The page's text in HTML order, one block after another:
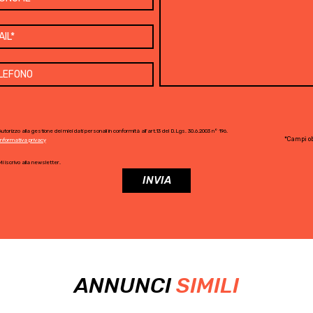
alla gestione dei miei dati personali in conformità all'art.13 del D.Lgs. 30.6.2003 n° 196.
privacy
iscrivo alla newsletter.
*Campi
ANNUNCISIMILI